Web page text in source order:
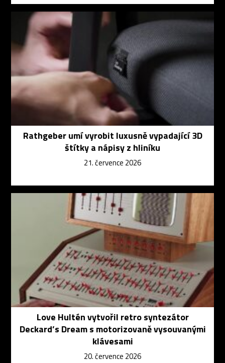
Rathgeber umí vyrobit luxusně vypadající 3D
štítky a nápisy z hliníku
21. července 2026
Love Hultén vytvořil retro syntezátor
Deckard’s Dream s motorizovaně vysouvanými
klávesami
20. července 2026